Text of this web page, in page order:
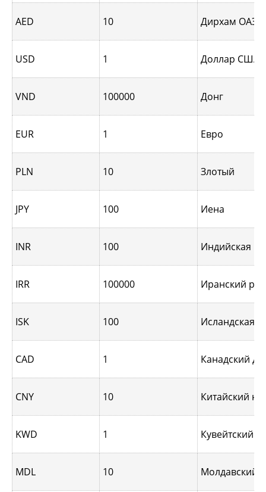
AED 10 Дирхам ОАЭ
USD 1 Доллар США
VND 100000 Донг
EUR 1 Евро
PLN 10 Злотый
JPY 100 Иена
INR 100 Индийская
IRR 100000 Иранский
ISK 100 Исландская
CAD 1 Канадский
CNY 10 Китайский
KWD 1 Кувейтский
MDL 10 Молдавский